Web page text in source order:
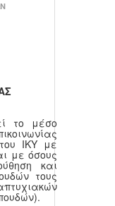
το μέσο
ΙΚΥ με
με όσους
και
τους